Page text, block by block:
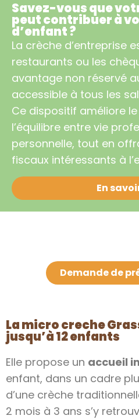
Savez-vous que
peut contribuer à
d’enfant ?
La crèche d’entreprise
restaurants ou les
avantage non réservé
accessible à tous les
Ce dispositif améliore
l’équilibre entre vie
personnelle, tout en
fiscaux intéressants à
En
Demande de
La micro creche
jusqu’à 12 enfants
Elle propose un accueil
enfant, dans un cadre
d’une crèche
2 mois à 3 ans s’y